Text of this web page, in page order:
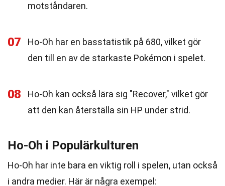
motståndaren.
07
Ho-Oh har en basstatistik på 680, vilket gör
den till en av de starkaste Pokémon i spelet.
08
Ho-Oh kan också lära sig "Recover," vilket gör
att den kan återställa sin HP under strid.
Ho-Oh i Populärkulturen
Ho-Oh har inte bara en viktig roll i spelen, utan också
i andra medier. Här är några exempel: